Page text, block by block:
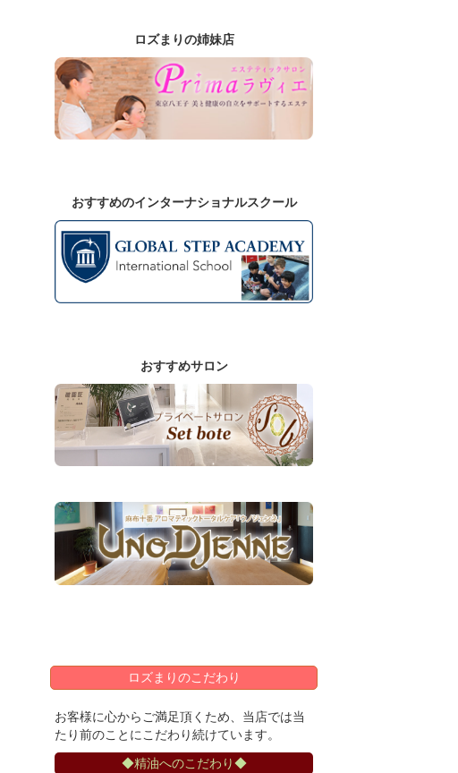
ロズまりの姉妹店
おすすめのインターナショナルスクール
おすすめサロン
ロズまりのこだわり
お客様に心からご満足頂くため、当店では当
たり前のことにこだわり続けています。
◆精油へのこだわり◆